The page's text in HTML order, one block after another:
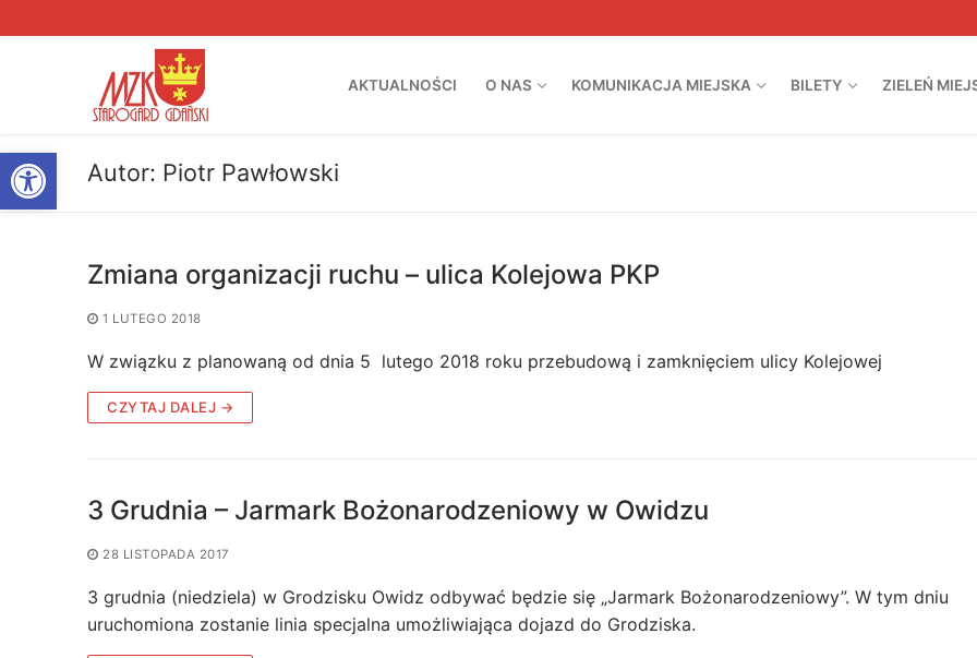
Otwórz pasek narzędzi
do
AKTUALNOŚCI O NAS KOMUNIKACJA MIEJSKA BILETY ZIELEŃ
Autor: Piotr Pawłowski
Zmiana organizacji ruchu – ulica Kolejowa PKP
1 LUTEGO 2018
W związku z planowaną od dnia 5 lutego 2018 roku przebudową i zamknięciem ulicy Kolejowej
CZYTAJ DALEJ →
3 Grudnia – Jarmark Bożonarodzeniowy w Owidzu
28 LISTOPADA 2017
3 grudnia (niedziela) w Grodzisku Owidz odbywać będzie się „Jarmark Bożonarodzeniowy”. W tym dniu
uruchomiona zostanie linia specjalna umożliwiająca dojazd do Grodziska.